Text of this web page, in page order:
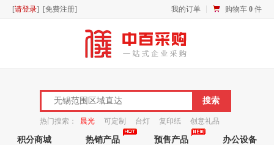
[请登录] [免费注册] 我的订单 购物车 0 件
热门搜索： 晨光 可定制 台灯 复印纸 创意礼品
笔芯
积分商城 热销产品 预售产品
办公设备